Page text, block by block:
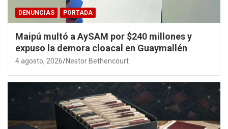
DENUNCIAS PORTADA
Maipú multó a AySAM por $240 millones y
expuso la demora cloacal en Guaymallén
4 agosto, 2026 Nestor Bethencourt